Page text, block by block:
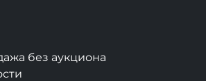
без аукциона